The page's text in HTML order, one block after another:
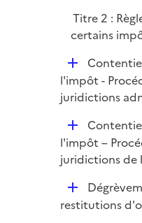
Titre 2 :
certains
D
é
p
e
r
l'impôt -
juridictions
D
é
p
e
l'impôt –
juridictions de
D
é
restitutions